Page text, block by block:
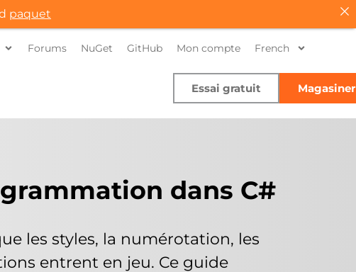
Forums NuGet GitHub Mon compte French
Essai gratuit Magasiner
dans C#
les styles, la numérotation, les
entrent en jeu. Ce guide
paquet